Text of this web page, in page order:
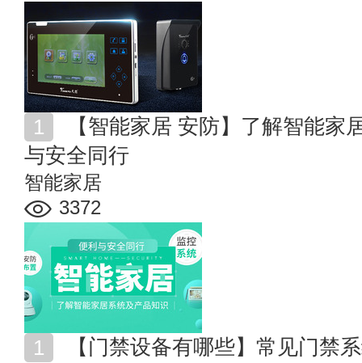
与安全同行
智能家居
3372